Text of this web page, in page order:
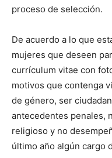
proceso de selección.
De acuerdo a lo que
mujeres que deseen
currículum vitae con
motivos que contenga
de género, ser
antecedentes penales,
religioso y no
último año algún cargo